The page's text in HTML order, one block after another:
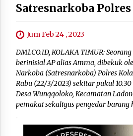
Satresnarkoba
Jum Feb 24 , 2023
DM1.CO.ID, KOLAKA TIMUR:
berinisial AP alias Amma, dibekuk
Narkoba (Satresnarkoba) Polres
Rabu (22/3/2023) sekitar pukul 10.30
Desa Wunggoloko, Kecamatan
pemakai sekaligus pengedar barang